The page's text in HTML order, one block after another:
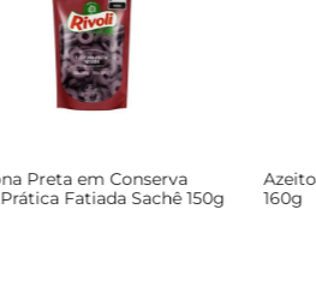
Azeitona Preta em Conserva
Rivoli Prática Fatiada Sachê 150g